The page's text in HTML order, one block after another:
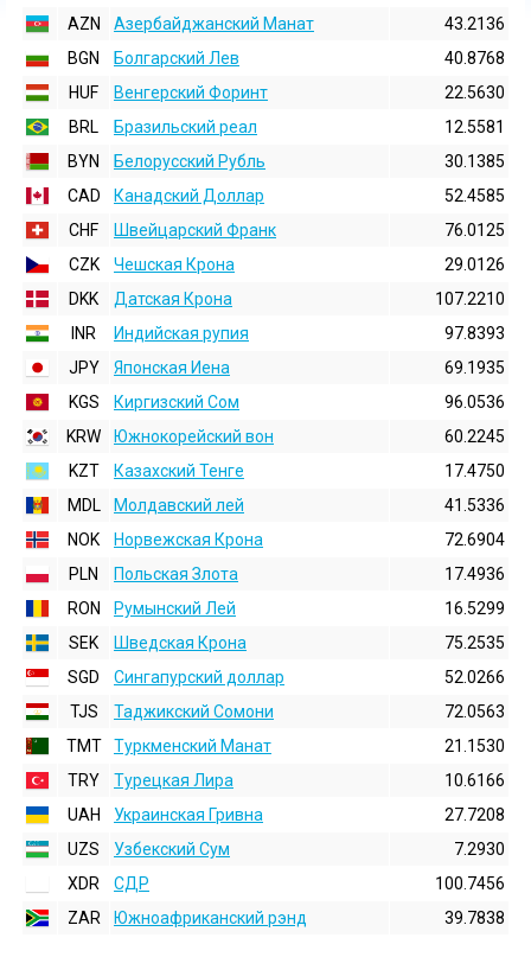
AZN
Азербайджанский Манат
43.2136
BGN
Болгарский Лев
40.8768
HUF
Венгерский Форинт
22.5630
BRL
Бразильский реал
12.5581
BYN
Белорусский Рубль
30.1385
CAD
Канадский Доллар
52.4585
CHF
Швейцарский Франк
76.0125
CZK
Чешская Крона
29.0126
DKK
Датская Крона
107.2210
INR
Индийская pупия
97.8393
JPY
Японская Иена
69.1935
KGS
Киргизский Сом
96.0536
KRW
Южнокорейский вон
60.2245
KZT
Казахский Тенге
17.4750
MDL
Молдавский лей
41.5336
NOK
Норвежская Крона
72.6904
PLN
Польская Злота
17.4936
RON
Румынский Лей
16.5299
SEK
Шведская Крона
75.2535
SGD
Сингапурский доллар
52.0266
TJS
Таджикский Сомони
72.0563
TMT
Туркменский Манат
21.1530
TRY
Турецкая Лира
10.6166
UAH
Украинская Гривна
27.7208
UZS
Узбекский Сум
7.2930
XDR
СДР
100.7456
ZAR
Южноафриканский рэнд 39.7838